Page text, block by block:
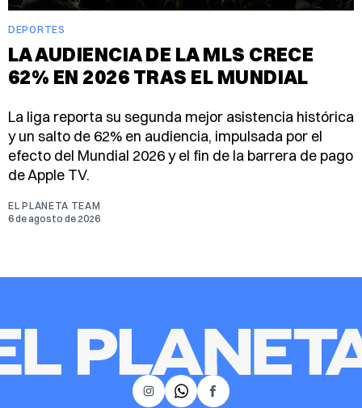
DEPORTES
LA AUDIENCIA DE LA MLS CRECE
62% EN 2026 TRAS EL MUNDIAL
La liga reporta su segunda mejor asistencia histórica
y un salto de 62% en audiencia, impulsada por el
efecto del Mundial 2026 y el fin de la barrera de pago
de Apple TV.
EL PLANETA TEAM
6 de agosto de 2026
𝕏 Facebook
Instagram